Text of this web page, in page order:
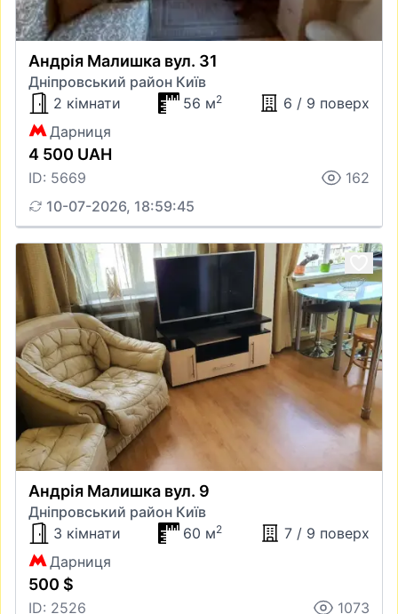
Андрія Малишка вул. 31
Дніпровський район Київ
2 кімнати
56 м2
6 / 9 поверх
Дарниця
4 500 UAH
ID: 5669
162
10-07-2026, 18:59:45
Андрія Малишка вул. 9
Дніпровський район Київ
3 кімнати
60 м2
7 / 9 поверх
Дарниця
500 $
ID: 2526
1073